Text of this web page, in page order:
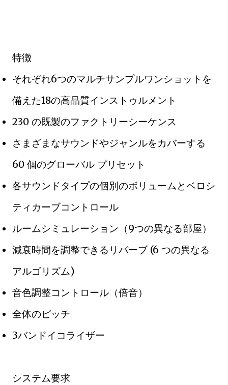
特徴
それぞれ6つのマルチサンプルワンショットを
備えた18の高品質インストゥルメント
230 の既製のファクトリーシーケンス
さまざまなサウンドやジャンルをカバーする
60 個のグローバル プリセット
各サウンドタイプの個別のボリュームとベロシ
ティカーブコントロール
ルームシミュレーション（9つの異なる部屋）
減衰時間を調整できるリバーブ (6 つの異なる
アルゴリズム)
音色調整コントロール（倍音）
全体のピッチ
3バンドイコライザー
システム要求